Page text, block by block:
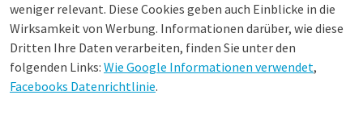
weniger relevant. Diese Cookies geben auch Einblicke in die
Wirksamkeit von Werbung. Informationen darüber, wie diese
Dritten Ihre Daten verarbeiten, finden Sie unter den
folgenden Links: Wie Google Informationen verwendet,
Facebooks Datenrichtlinie.